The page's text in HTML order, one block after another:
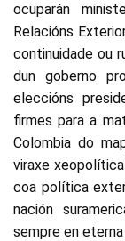
ocuparán
Relacións
continuidade ou
dun goberno
eleccións
firmes para a
Colombia do
viraxe
coa política
nación
sempre en